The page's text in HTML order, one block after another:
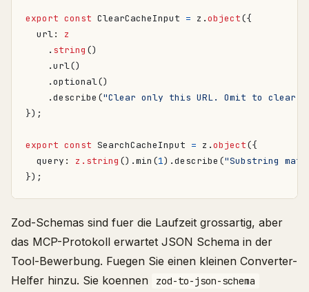
export const ClearCacheInput = z .object({
url: z
. string ()
.url()
.optional()
.describe ("Clear only this URL. Omit to clear
});
export const SearchCacheInput = z .object({
query : z.string ().min (1).describe ("Substring
});
Zod-Schemas sind fuer die Laufzeit grossartig, aber
das MCP-Protokoll erwartet JSON Schema in der
Tool-Bewerbung. Fuegen Sie einen kleinen Converter-
Helfer hinzu. Sie koennen
zod-to-json-schema